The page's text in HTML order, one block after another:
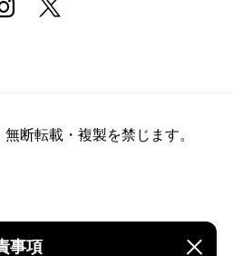
事項
断転載・複製を禁じます。